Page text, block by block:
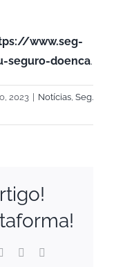
www.seg-
seguro-doenca.
2023 Notícias, Seg.
Pinterest